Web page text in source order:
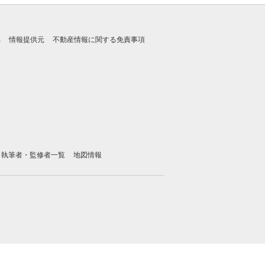
情報提供元 不動産情報に関する免責事項
執筆者・監修者一覧 地図情報